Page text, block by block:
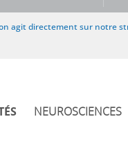
agit directement sur notre
NEUROSCIENCES